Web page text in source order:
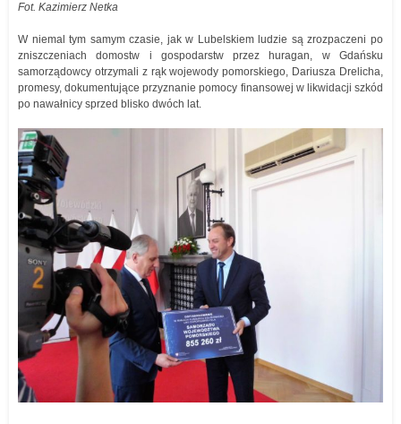
Fot. Kazimierz Netka
W niemal tym samym czasie, jak w Lubelskiem ludzie są zrozpaczeni po
zniszczeniach domostw i gospodarstw przez huragan, w Gdańsku
samorządowcy otrzymali z rąk wojewody pomorskiego, Dariusza Drelicha,
promesy, dokumentujące przyznanie pomocy finansowej w likwidacji szkód
po nawałnicy sprzed blisko dwóch lat.